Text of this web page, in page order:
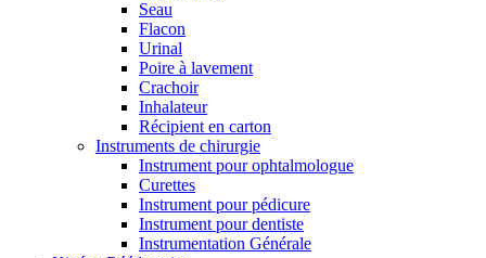
Seau
Flacon
Urinal
Poire à lavement
Crachoir
Inhalateur
Récipient en carton
Instruments de chirurgie
Instrument pour ophtalmologue
Curettes
Instrument pour pédicure
Instrument pour dentiste
Instrumentation Générale